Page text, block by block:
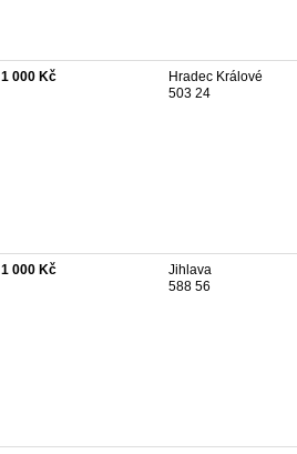
1 000 Kč
Hradec Králové
503 24
1 000 Kč
Jihlava
588 56